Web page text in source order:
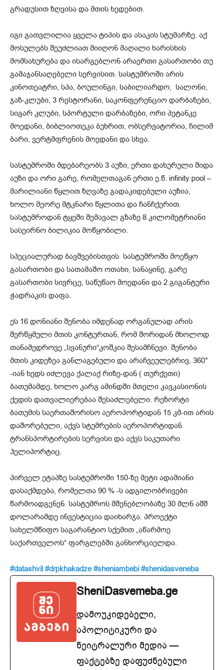
გრადუსით ზღვისა და მთის ხედებით.
იგი გათვლილია ყველა ტიპის და ასაკის სტუმარზე. აქ
მოსულებს შეუძლიათ მიიღონ მაღალი ხარისხის
მომსახურება და ისარგებლონ არაერთი გასართობი თუ
გამაჯანსაღებელი სერვისით. სასტუმროში არის
კინოთეატრი, სპა, ბოულინგი, საბილიარდო, სალონი,
ჯაზ-კლუბი, 3 რესტორანი, საკონფერენციო დარბაზები,
სიგარ კლუბი, სპორტული დარბაზები, ორი პეტანკე
მოედანი, ბიბლიოთეკა ბუხრით, ობსერვატორია, ჩილიმ
ბარი, ვერტმფრენის მოედანი და სხვა.
სასტუმროში მდებარეობს 3 აუზი, ერთი დახურული შიდა
აუზი და ორი გარე, რომელთაგან ერთი ე.წ. infinity pool –
მარილიანი წყლით ზღვაზე გადაკიდებული აუზია,
ხოლო მეორე მტკნარი წყლითა და ჩანჩქერით.
სასტუმროდან ტყეში შემავალ გზაზე 8 კილომეტრიანი
სასეირნო ბილიკია მოწყობილი.
სპეციალურად ბავშვებისთვის სასტუმროში მოეწყო
გასართობი და სათამაშო ოთახი, სანაყინე, გარე
გასართობი სივრცე, საწუწაო მოედანი და 2 გიგანტური
ჭადრაკის დაფა.
ეს 16 დონიანი შენობა იმდენად ორგანულად არის
შერწყმული მთის კონტურთან, რომ შორიდან მხოლოდ
თანამედროვე „სვანური“კოშკია შესამჩნევი. შენობა
მთის კიდეზეა განლაგებული და არაჩვეულებრივ, 360°
-იან ხედს იძლევა ქალაქ რიზე-დან ( თურქეთი)
ბათუმამდე, ხოლო კარგ ამინდში მთელი კავკასიონის
ქედის დათვალიერებაა შესაძლებელი. რეზორტი
ბათუმის საერთაშორისო აეროპორტიდან 15 კმ-ით არის
დაშორებული, აქვს სტუმრების აეროპორტიდან
ტრანსპორტირების სერვისი და აქვს საკუთარი
ჰელიპორტიც.
პირველ ეტაპზე სასტუმროში 150-ზე მეტი ადამიანი
დასაქმდება, რომელთა 90 % -ს ადგილობრივები
წარმოადგენენ. სასტუმროს მშენებლობაზე 30 მლნ აშშ
დოლარამდე ინვესტიცია დაიხარჯა. პროექტი
სახელმწიფო საგარანტიო სქემით „აწარმოე
საქართველოს“ ფარგლებში განხორციელდა.
#datashvil #drpkhakadze #sheniambebi #shenidasveneba
SheniDasvemeba.ge
დამოუკიდებელი,
აპოლიტიკური და
ნეიტრალური მედია —
ფაქტებზე დაფუძნებული